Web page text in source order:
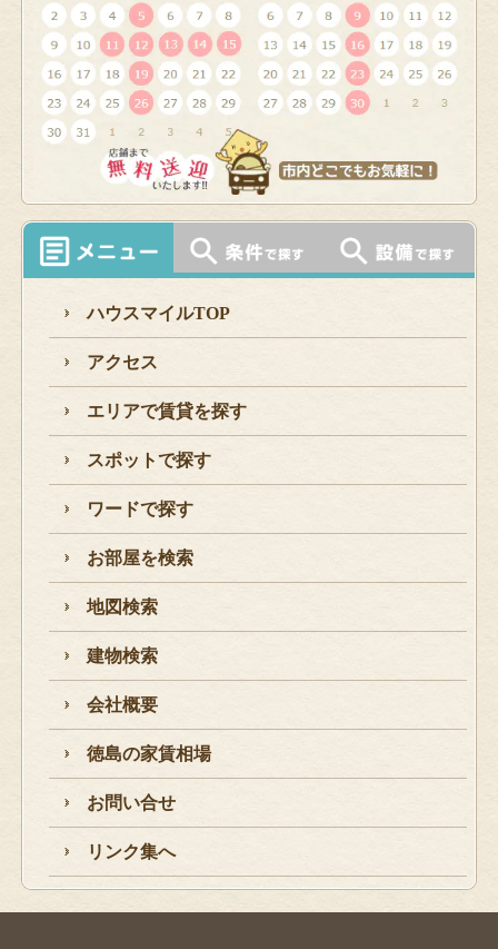
ハウスマイルTOP
アクセス
エリアで賃貸を探す
スポットで探す
ワードで探す
お部屋を検索
地図検索
建物検索
会社概要
徳島の家賃相場
お問い合せ
リンク集へ